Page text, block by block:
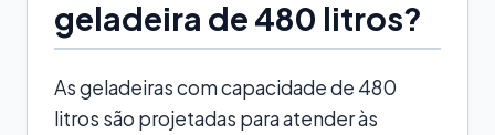
geladeira de 480 litros?
As geladeiras com capacidade de 480
litros são projetadas para atender às